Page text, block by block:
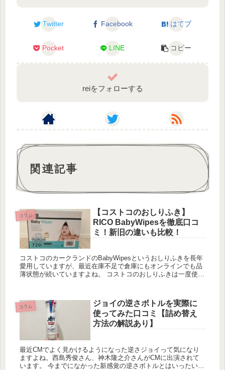
Twitter Facebook はてブ
Pocket LINE コピー
reiをフォローする
関連記事
コラム
【コストコのおしりふき】
RICO BabyWipesを徹底口コ
ミ！新旧の違いも比較！
コストコのカークランドのBabyWipesというおしりふきを長年
愛用していますが、最近在庫不足で倉庫にもオンラインでも品
薄状態が続いていますよね。 コストコのおしりふきは一度使う
コラム
ジョイの逆さボトルを実際に
使ってみた口コミ【詰め替え
方法の解説あり】
最近CMでよく見かけるようになった逆さジョイって気になり
ますよね。西島秀俊さん、神木隆之介さんがCMに出演されて
います。 今までになかった新感覚の逆さボトルとはいったい何